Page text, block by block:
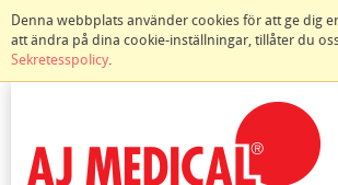
Denna webbplats använder cookies för att ge dig
att ändra på dina cookie-inställningar, tillåter du
Sekretesspolicy.